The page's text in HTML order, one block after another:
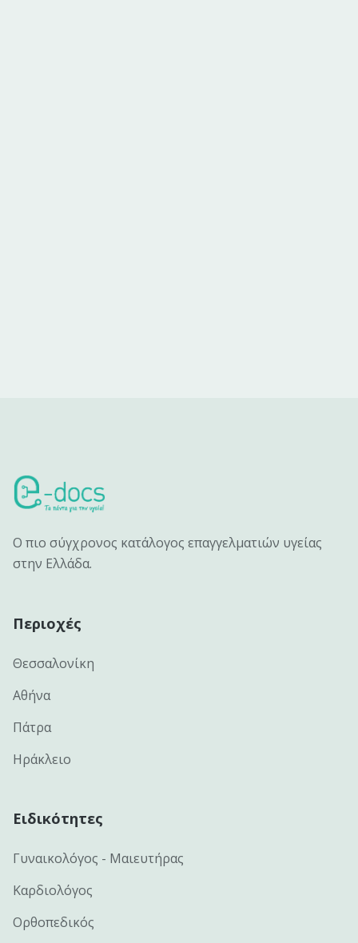
Ο πιο σύγχρονος κατάλογος επαγγελματιών υγείας
στην Ελλάδα.
Περιοχές
Θεσσαλονίκη
Αθήνα
Πάτρα
Ηράκλειο
Ειδικότητες
Γυναικολόγος - Μαιευτήρας
Καρδιολόγος
Ορθοπεδικός